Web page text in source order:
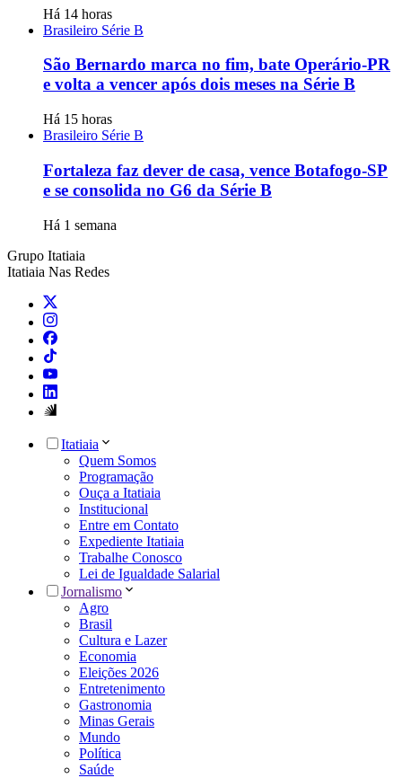
Há 14 horas
Brasileiro Série B
São Bernardo marca no fim, bate Operário-PR
e volta a vencer após dois meses na Série B
Há 15 horas
Brasileiro Série B
Fortaleza faz dever de casa, vence Botafogo-SP
e se consolida no G6 da Série B
Há 1 semana
Grupo Itatiaia
Itatiaia Nas Redes
Itatiaia
Quem Somos
Programação
Ouça a Itatiaia
Institucional
Entre em Contato
Expediente Itatiaia
Trabalhe Conosco
Lei de Igualdade Salarial
Jornalismo
Agro
Brasil
Cultura e Lazer
Economia
Eleições 2026
Entretenimento
Gastronomia
Minas Gerais
Mundo
Política
Saúde